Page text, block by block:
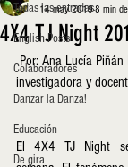
Todas las entradas
English Posts
Colaboradores
Danzar la Danza!
Educación
De gira
4X4 TJ Night
14 may 20198 min
Por: Ana Lucía Piñán Elizondo - Creadora,
investigadora y
El 4X4 TJ Night